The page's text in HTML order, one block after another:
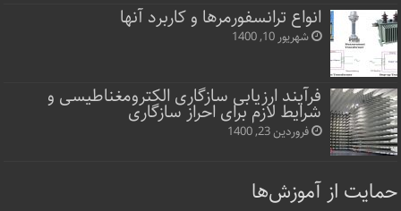
انواع ترانسفورمرها و کاربرد آنها
شهریور 10, 1400
فرآیند ارزیابی سازگاری الکترومغناطیسی و
شرایط لازم برای احراز سازگاری
فروردین 23, 1400
حمایت از آموزش‌ها